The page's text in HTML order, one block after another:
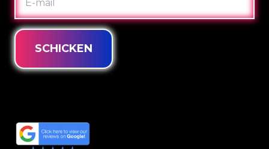
MAIL
SCHICKEN